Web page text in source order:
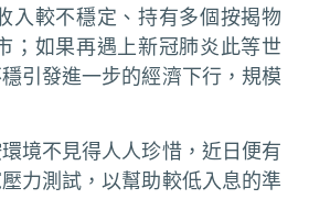
入較不穩定、持有多個按揭物
；如果再遇上新冠肺炎此等世
引發進一步的經濟下行，規模
境不見得人人珍惜，近日便有
力測試，以幫助較低入息的準